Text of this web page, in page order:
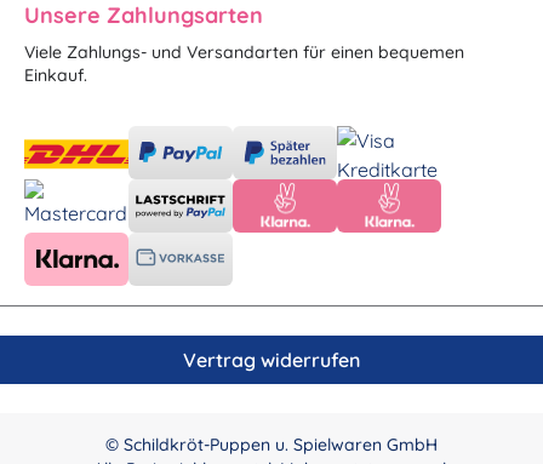
Unsere Zahlungsarten
Viele Zahlungs- und Versandarten für einen bequemen
Einkauf.
Vertrag widerrufen
© Schildkröt-Puppen u. Spielwaren GmbH